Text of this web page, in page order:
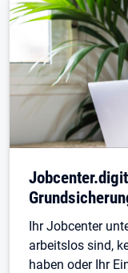
Ihr Jobcenter
arbeitslos sind,
haben oder Ihr